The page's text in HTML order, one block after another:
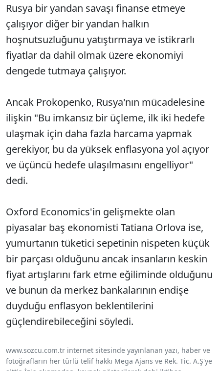
Rusya bir yandan savaşı finanse etmeye
çalışıyor diğer bir yandan halkın
hoşnutsuzluğunu yatıştırmaya ve istikrarlı
fiyatlar da dahil olmak üzere ekonomiyi
dengede tutmaya çalışıyor.
Ancak Prokopenko, Rusya'nın mücadelesine
ilişkin "Bu imkansız bir üçleme, ilk iki hedefe
ulaşmak için daha fazla harcama yapmak
gerekiyor, bu da yüksek enflasyona yol açıyor
ve üçüncü hedefe ulaşılmasını engelliyor"
dedi.
Oxford Economics'in gelişmekte olan
piyasalar baş ekonomisti Tatiana Orlova ise,
yumurtanın tüketici sepetinin nispeten küçük
bir parçası olduğunu ancak insanların keskin
fiyat artışlarını fark etme eğiliminde olduğunu
ve bunun da merkez bankalarının endişe
duyduğu enflasyon beklentilerini
güçlendirebileceğini söyledi.
www.sozcu.com.tr internet sitesinde yayınlanan yazı, haber ve
fotoğrafların her türlü telif hakkı Mega Ajans ve Rek. Tic. A.Ş'ye